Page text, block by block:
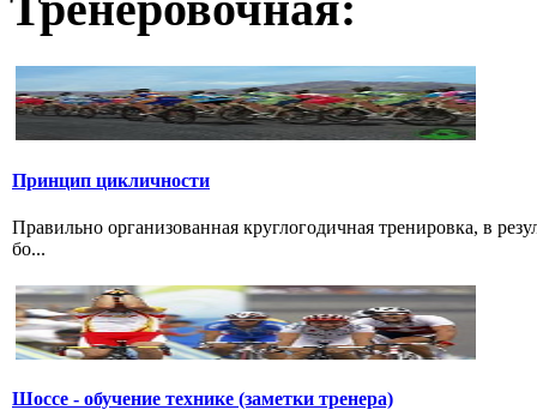
Принцип цикличности
Правильно организованная круглогодичная тренировка, в
бо...
Шоссе - обучение технике (заметки тренера)